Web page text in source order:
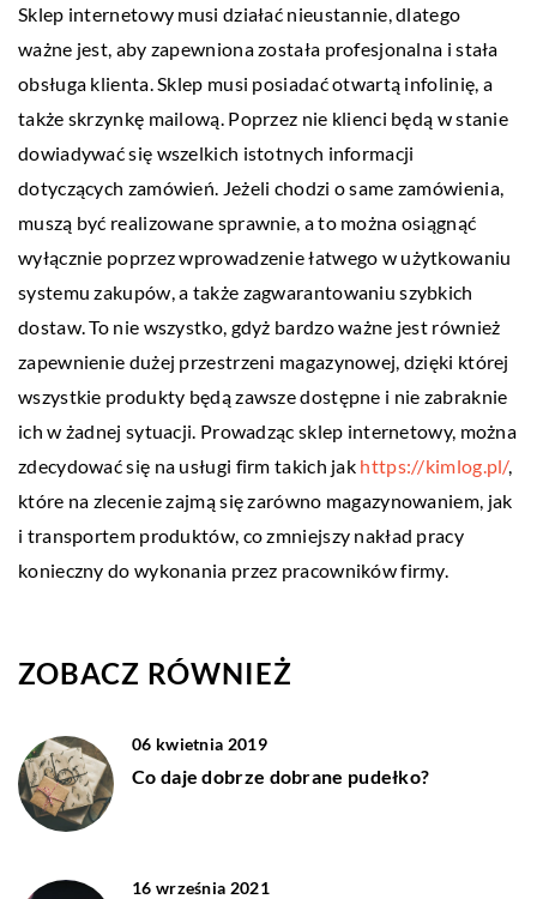
Sklep internetowy musi działać nieustannie, dlatego
ważne jest, aby zapewniona została profesjonalna i stała
obsługa klienta. Sklep musi posiadać otwartą infolinię, a
także skrzynkę mailową. Poprzez nie klienci będą w stanie
dowiadywać się wszelkich istotnych informacji
dotyczących zamówień. Jeżeli chodzi o same zamówienia,
muszą być realizowane sprawnie, a to można osiągnąć
wyłącznie poprzez wprowadzenie łatwego w użytkowaniu
systemu zakupów, a także zagwarantowaniu szybkich
dostaw. To nie wszystko, gdyż bardzo ważne jest również
zapewnienie dużej przestrzeni magazynowej, dzięki której
wszystkie produkty będą zawsze dostępne i nie zabraknie
ich w żadnej sytuacji. Prowadząc sklep internetowy, można
zdecydować się na usługi firm takich jak https://kimlog.pl/,
które na zlecenie zajmą się zarówno magazynowaniem, jak
i transportem produktów, co zmniejszy nakład pracy
konieczny do wykonania przez pracowników firmy.
ZOBACZ RÓWNIEŻ
06 kwietnia 2019
Co daje dobrze dobrane pudełko?
16 września 2021